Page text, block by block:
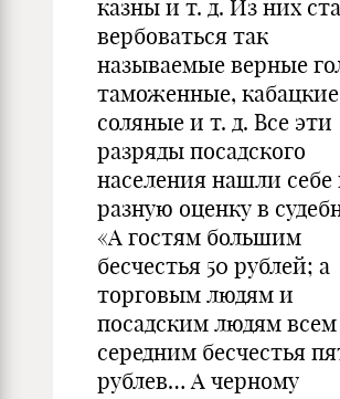
казны и т. д. Из них
вербоваться так
называемые верные
таможенные,
соляные и т. д. Все эти
разряды посадского
населения нашли себе
разную оценку в
«А гостям большим
бесчестья 50 рублей; а
торговым людям и
посадским людям всем
середним бесчестья
рублев… А черному